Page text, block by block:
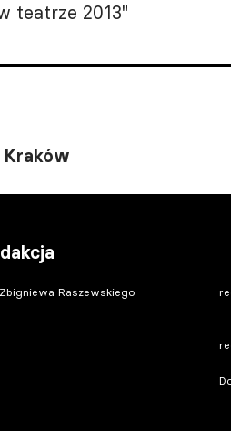
teatrze 2013"
Raszewskiego